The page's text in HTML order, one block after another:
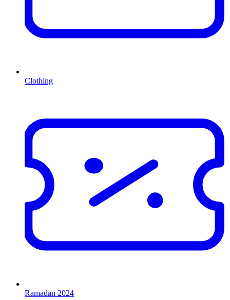
Clothing
Ramadan 2024